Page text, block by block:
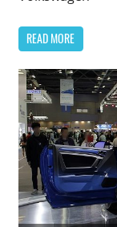
READ MORE